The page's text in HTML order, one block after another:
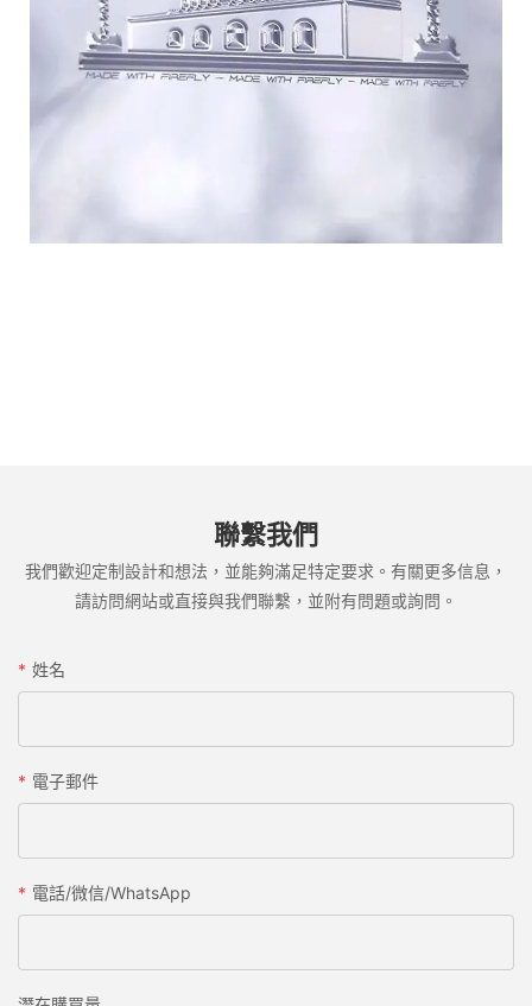
聯繫我們
我們歡迎定制設計和想法，並能夠滿足特定要求。有關更多信息，
請訪問網站或直接與我們聯繫，並附有問題或詢問。
姓名
電子郵件
電話/微信/WhatsApp